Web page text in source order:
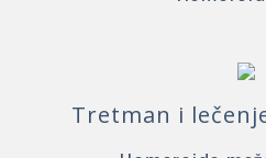
Tretman i